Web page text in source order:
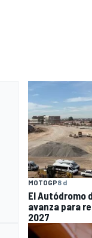
MOTOGP8 d
El Autódromo
avanza para
2027